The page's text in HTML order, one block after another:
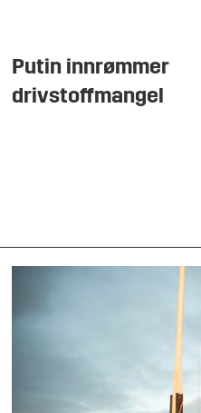
Putin innrømmer
drivstoffmangel